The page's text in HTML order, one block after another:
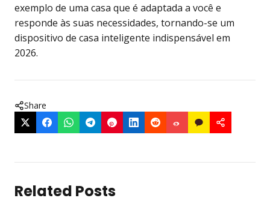
exemplo de uma casa que é adaptada a você e
responde às suas necessidades, tornando-se um
dispositivo de casa inteligente indispensável em
2026.
Share
Related Posts